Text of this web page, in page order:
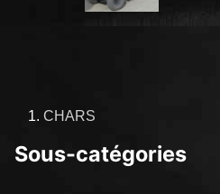
CHARS
Sous-catégories